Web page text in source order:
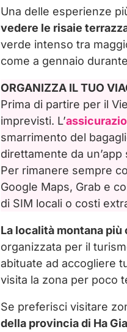
Costi del trekking
Come vestirti per
Trekking a Hoang
Una delle esperienze
vedere le risaie
verde intenso tra
come a gennaio
ORGANIZZA IL TUO
Prima di partire per il
imprevisti. L’
smarrimento del
direttamente da
Per rimanere sempre
Google Maps, Grab e
di SIM locali o costi
La località montana
organizzata per il
abituate ad accogliere
visita la zona per poco
Se preferisci visitare
della provincia di Ha